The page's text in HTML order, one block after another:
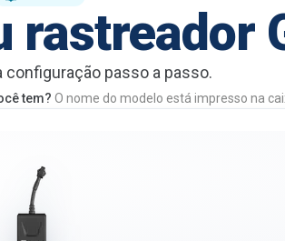
rastreador
configuração passo a passo.
tem? O nome do modelo está impresso na